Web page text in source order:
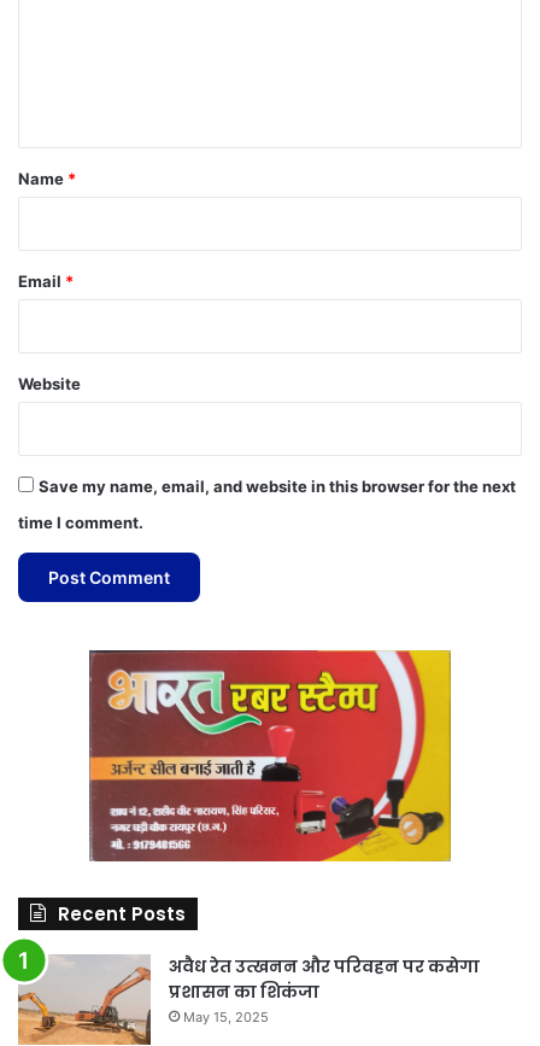
*
Name *
Email *
Website
Save my name, email, and website in this browser for the next
time I comment.
Recent Posts
अवैध रेत उत्खनन और परिवहन पर कसेगा
प्रशासन का शिकंजा
May 15, 2025